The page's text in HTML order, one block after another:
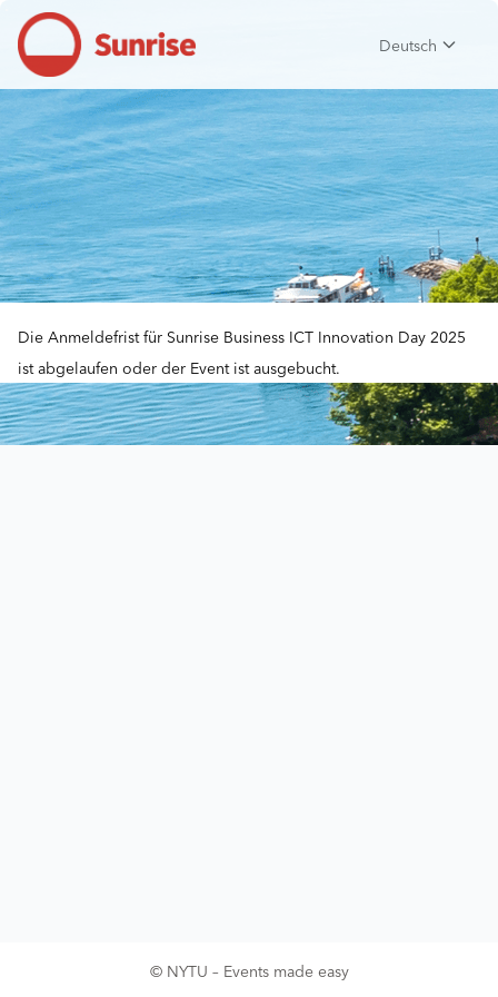
Deutsch
Die Anmeldefrist für Sunrise Business ICT Innovation Day 2025
ist abgelaufen oder der Event ist ausgebucht.
© NYTU – Events made easy